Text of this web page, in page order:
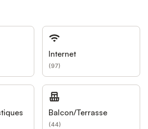
Internet
(97)
Balcon/Terrasse
(44)